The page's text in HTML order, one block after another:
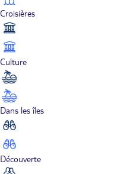
Croisières
Culture
Dans les îles
Découverte